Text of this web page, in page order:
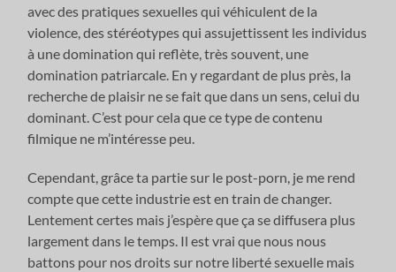
avec des pratiques sexuelles qui véhiculent de la
violence, des stéréotypes qui assujettissent les individus
à une domination qui reflète, très souvent, une
domination patriarcale. En y regardant de plus près, la
recherche de plaisir ne se fait que dans un sens, celui du
dominant. C’est pour cela que ce type de contenu
filmique ne m’intéresse peu.
Cependant, grâce ta partie sur le post-porn, je me rend
compte que cette industrie est en train de changer.
Lentement certes mais j’espère que ça se diffusera plus
largement dans le temps. Il est vrai que nous nous
battons pour nos droits sur notre liberté sexuelle mais